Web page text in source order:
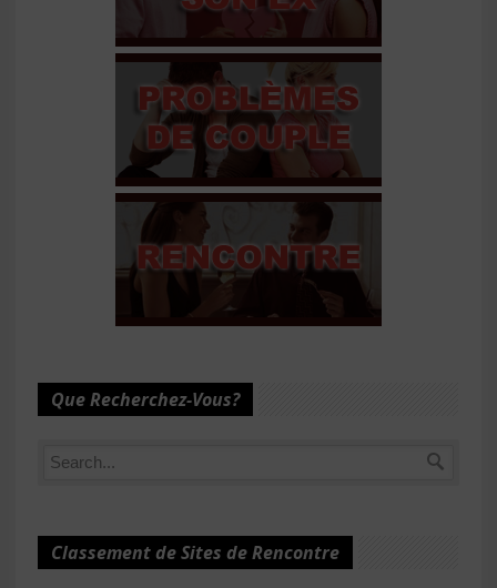
Que Recherchez-Vous?
Classement de Sites de Rencontre